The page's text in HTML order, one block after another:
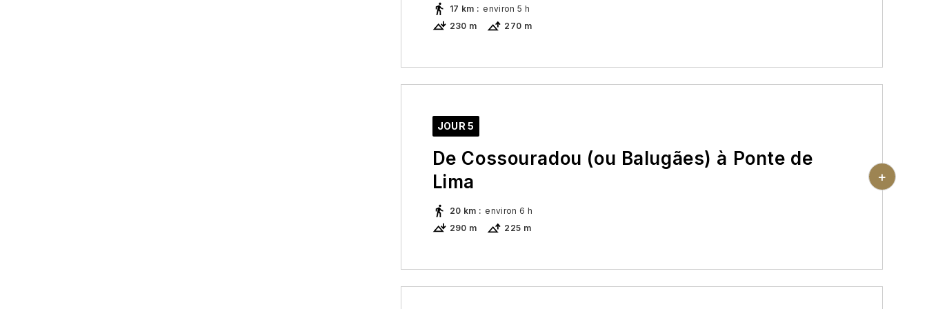
17 km : environ 5 h
230 m
270 m
+
JOUR 5
De Cossouradou (ou Balugães) à Ponte de
Lima
20 km : environ 6 h
290 m
225 m